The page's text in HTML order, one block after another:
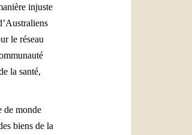
injuste
le réseau
la santé,
de monde
biens de la